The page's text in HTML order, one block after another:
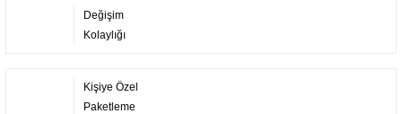
Değişim
Kolaylığı
Kişiye Özel
Paketleme